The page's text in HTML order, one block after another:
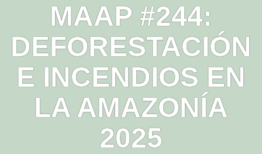
MAAP #244:
DEFORESTACIÓN
E INCENDIOS EN
LA AMAZONÍA
2025